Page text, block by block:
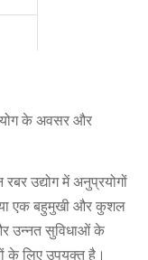
ऑफ
के अवसर और
उद्योग में अनुप्रयोगों
एक बहुमुखी और कुशल
उन्नत सुविधाओं के
के लिए उपयुक्त है।